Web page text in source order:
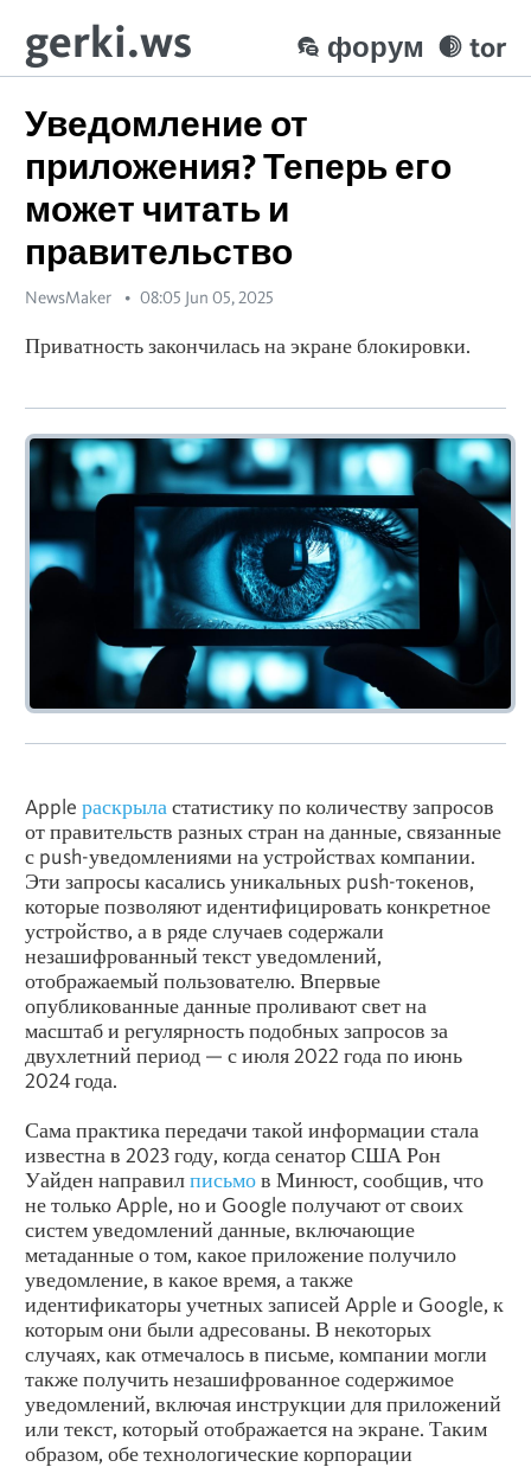
gerki.ws tor
форум
Уведомление от
приложения? Теперь его
может читать и
правительство
NewsMaker 08:05 Jun 05, 2025
Приватность закончилась на экране блокировки.
Apple раскрыла статистику по количеству запросов
от правительств разных стран на данные, связанные
с push-уведомлениями на устройствах компании.
Эти запросы касались уникальных push-токенов,
которые позволяют идентифицировать конкретное
устройство, а в ряде случаев содержали
незашифрованный текст уведомлений,
отображаемый пользователю. Впервые
опубликованные данные проливают свет на
масштаб и регулярность подобных запросов за
двухлетний период — с июля 2022 года по июнь
2024 года.
Сама практика передачи такой информации стала
известна в 2023 году, когда сенатор США Рон
Уайден направилписьмов Минюст, сообщив, что
не только Apple, но и Google получают от своих
систем уведомлений данные, включающие
метаданные о том, какое приложение получило
уведомление, в какое время, а также
идентификаторы учетных записей Apple и Google, к
которым они были адресованы. В некоторых
случаях, как отмечалось в письме, компании могли
также получить незашифрованное содержимое
уведомлений, включая инструкции для приложений
или текст, который отображается на экране. Таким
образом, обе технологические корпорации